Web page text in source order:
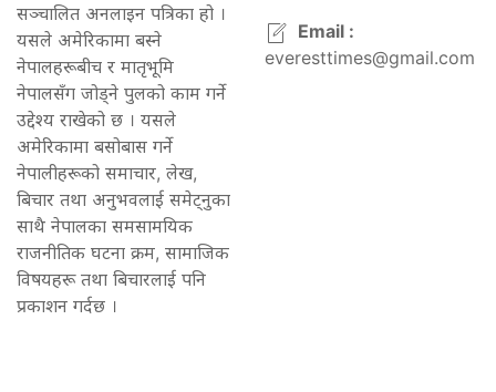
सञ्चालित अनलाइन पत्रिका हो ।
यसले अमेरिकामा बस्ने
नेपालहरूबीच र मातृभूमि
नेपालसँग जोड्ने पुलको काम गर्ने
उद्देश्य राखेको छ । यसले
अमेरिकामा बसोबास गर्ने
नेपालीहरूको समाचार, लेख,
बिचार तथा अनुभवलाई समेट्नुका
साथै नेपालका समसामयिक
राजनीतिक घटना क्रम, सामाजिक
विषयहरू तथा बिचारलाई पनि
प्रकाशन गर्दछ ।
Email :
everesttimes@gmail.com